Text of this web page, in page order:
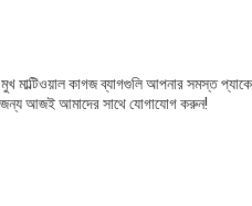
মাল্টিওয়াল কাগজ ব্যাগগুলি আপনার সমস্ত
জন্য আজই আমাদের সাথে যোগাযোগ করুন!